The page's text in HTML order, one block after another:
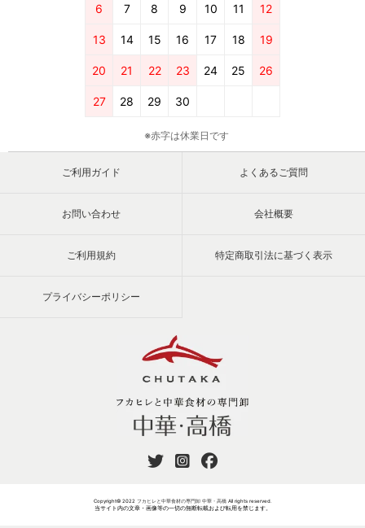
6 7 8 9 10 11 12
13 14 15 16 17 18 19
20 21 22 23 24 25 26
27 28 29 30
※赤字は休業日です
ご利用ガイド よくあるご質問
お問い合わせ 会社概要
ご利用規約 特定商取引法に基づく表示
プライバシーポリシー
Copyright© 2022 フカヒレと中華食材の専門卸 中華・高橋All rights reserved.
当サイト内の文章・画像等の一切の無断転載および転用を禁じます。